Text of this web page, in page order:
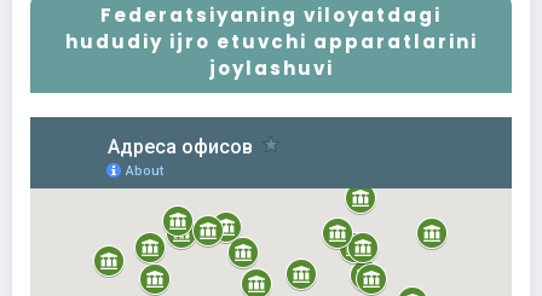
Federatsiyaning viloyatdagi
hududiy ijro etuvchi apparatlarini
joylashuvi